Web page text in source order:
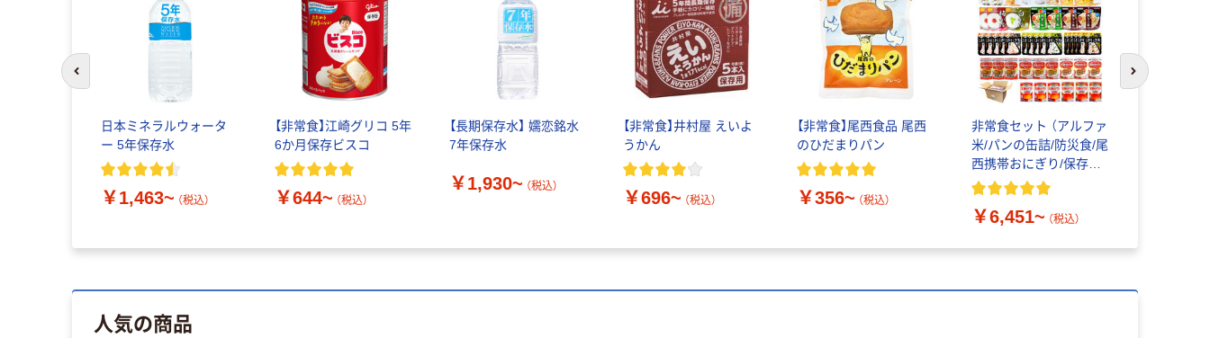
日本ミネラルウォータ
ー 5年保存水
￥1,463~ （税込）
【非常食】江崎グリコ 5年
6か月保存ビスコ
￥644~ （税込）
【長期保存水】 嬬恋銘水
7年保存水
￥1,930~ （税込）
【非常食】井村屋 えいよ
うかん
￥696~ （税込）
【非常食】尾西食品 尾西
のひだまりパン
￥356~ （税込）
非常食セット （アルファ
米/パンの缶詰/防災食/尾
西携帯おにぎり/保存食/
備蓄用）
￥6,451~ （税込）
次のスライド
人気の商品